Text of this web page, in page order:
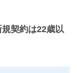
契約は22歳以